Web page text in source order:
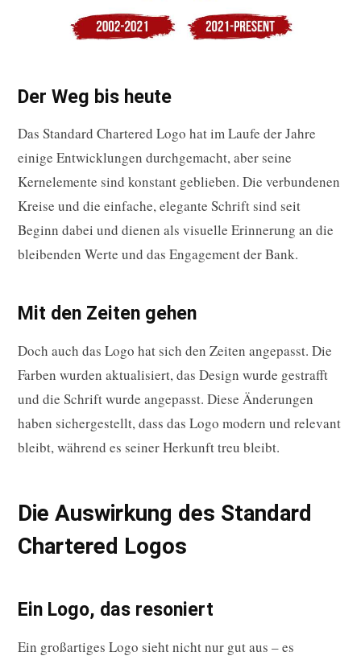
Der Weg bis heute
Das Standard Chartered Logo hat im Laufe der Jahre
einige Entwicklungen durchgemacht, aber seine
Kernelemente sind konstant geblieben. Die verbundenen
Kreise und die einfache, elegante Schrift sind seit
Beginn dabei und dienen als visuelle Erinnerung an die
bleibenden Werte und das Engagement der Bank.
Mit den Zeiten gehen
Doch auch das Logo hat sich den Zeiten angepasst. Die
Farben wurden aktualisiert, das Design wurde gestrafft
und die Schrift wurde angepasst. Diese Änderungen
haben sichergestellt, dass das Logo modern und relevant
bleibt, während es seiner Herkunft treu bleibt.
Die Auswirkung des Standard
Chartered Logos
Ein Logo, das resoniert
Ein großartiges Logo sieht nicht nur gut aus – es